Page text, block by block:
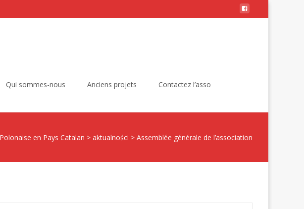
Qui sommes-nous Anciens projets Contactez l’asso
en Pays Catalan > aktualności > Assemblée générale de l’association